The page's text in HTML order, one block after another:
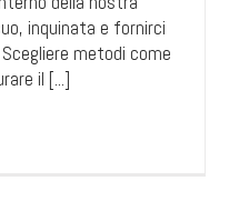
inquinata e fornirci
metodi come
il [...]